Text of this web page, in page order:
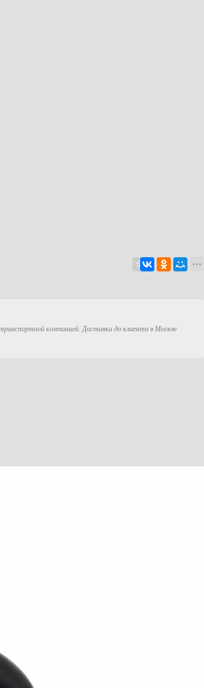
компанией. Доставка до клиента в Москве